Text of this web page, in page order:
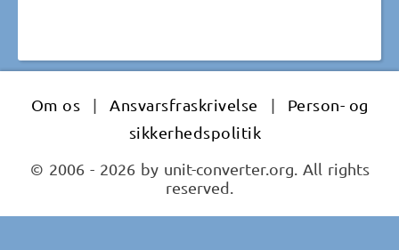
Om os | Ansvarsfraskrivelse |
Person- og
sikkerhedspolitik
© 2006 - 2026 by unit-converter.org. All rights
reserved.